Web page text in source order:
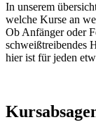
In unserem
welche Kurse an
Ob Anfänger oder
schweißtreibendes
hier ist für jeden